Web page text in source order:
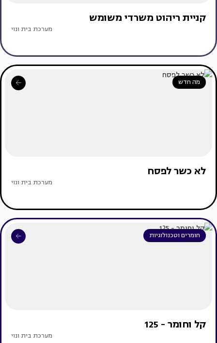
קניית ריהוט משרדי משומש
מערכת בית ונוי
מה חדש
לא כשר לפסח
מערכת בית ונוי
חומרים וטכנולוגיות
קל וחומר - 125
מערכת בית ונוי